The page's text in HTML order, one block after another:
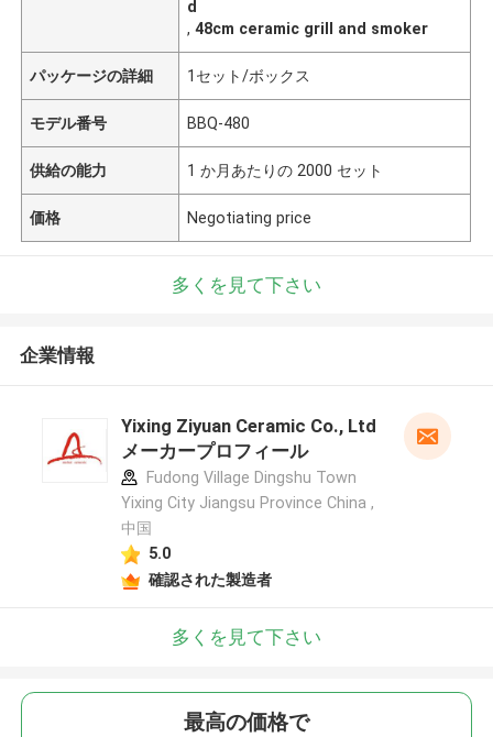
d
,48cm ceramic grill and smoker
パッケージの詳細 1セット/ボックス
モデル番号 BBQ-480
供給の能力 1 か月あたりの 2000 セット
価格 Negotiating price
多くを見て下さい
企業情報
Yixing Ziyuan Ceramic Co., Ltd
メーカープロフィール
Fudong Village Dingshu Town
Yixing City Jiangsu Province China ,
中国
5.0
確認された製造者
多くを見て下さい
最高の価格で